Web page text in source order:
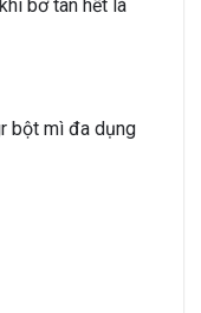
bơ tan hết là
bột mì đa dụng